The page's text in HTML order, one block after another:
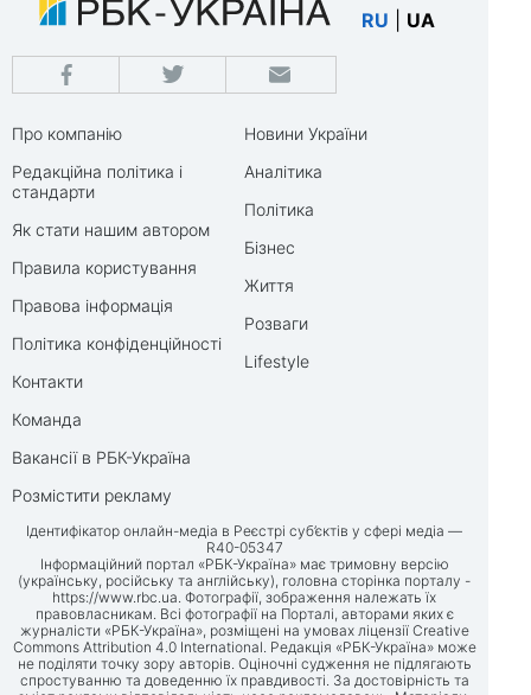
RU UA
Про компанію
Редакційна політика і
стандарти
Як стати нашим автором
Правила користування
Правова інформація
Політика конфіденційності
Контакти
Команда
Вакансії в РБК-Україна
Розмістити рекламу
Новини України
Аналітика
Політика
Бізнес
Життя
Розваги
Lifestyle
Ідентифікатор онлайн-медіа в Реєстрі суб’єктів у сфері медіа —
R40-05347
Інформаційний портал «РБК-Україна» має тримовну версію
(українську, російську та англійську), головна сторінка порталу -
https://www.rbc.ua. Фотографії, зображення належать їх
правовласникам. Всі фотографії на Порталі, авторами яких є
журналісти «РБК-Україна», розміщені на умовах ліцензії Creative
Commons Attribution 4.0 International. Редакція «РБК-Україна» може
не поділяти точку зору авторів. Оціночні судження не підлягають
спростуванню та доведенню їх правдивості. За достовірність та